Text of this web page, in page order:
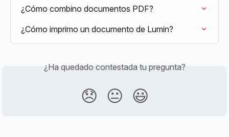
¿Cómo combino documentos PDF?
¿Cómo imprimo un documento de Lumin?
¿Ha quedado contestada tu pregunta?
😞 😐 😃